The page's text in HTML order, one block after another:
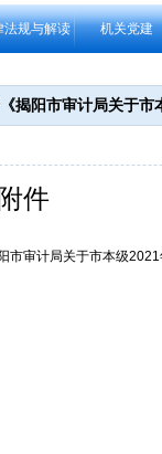
法规与解读 机关党建
揭阳市审计局关于
件
市审计局关于市本级